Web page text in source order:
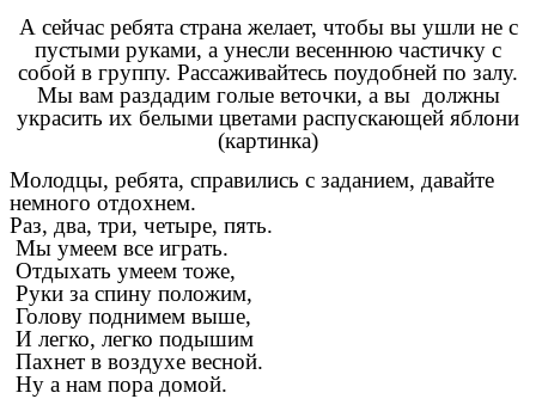
А сейчас ребята страна желает, чтобы вы ушли не с
пустыми руками, а унесли весеннюю частичку с
собой в группу. Рассаживайтесь поудобней по залу.
Мы вам раздадим голые веточки, а вы должны
украсить их белыми цветами распускающей яблони
(картинка)
Молодцы, ребята, справились с заданием, давайте
немного отдохнем.
Раз, два, три, четыре, пять.
Мы умеем все играть.
Отдыхать умеем тоже,
Руки за спину положим,
Голову поднимем выше,
И легко, легко подышим
Пахнет в воздухе весной.
Ну а нам пора домой.